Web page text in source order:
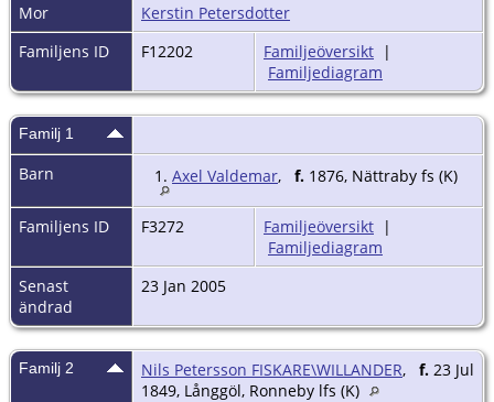
Mor
Kerstin Petersdotter
Familjens ID
F12202 Familjeöversikt |
Familjediagram
Familj 1
Barn 1. Axel Valdemar, f. 1876, Nättraby fs (K)
Familjens ID F3272 Familjeöversikt |
Familjediagram
Senast
ändrad
23 Jan 2005
Familj 2 Nils Petersson FISKARE\WILLANDER, f. 23 Jul
1849, Långgöl, Ronneby lfs (K)